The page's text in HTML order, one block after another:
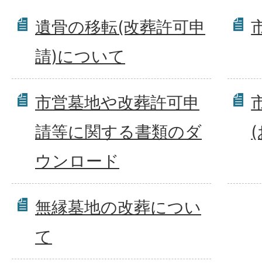
遺骨の移転(改葬許可申
請)について
市営墓地や改葬許可申
請等に関する書類のダ
ウンロード
(
無縁墓地の改葬につい
て